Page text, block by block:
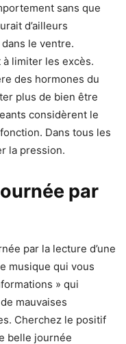
sans que
d’ailleurs
dans le ventre.
à limiter les excès.
des hormones du
plus de bien être
considèrent le
Dans tous les
la pression.
par
par la lecture d’une
musique qui vous
» qui
mauvaises
Cherchez le positif
belle journée